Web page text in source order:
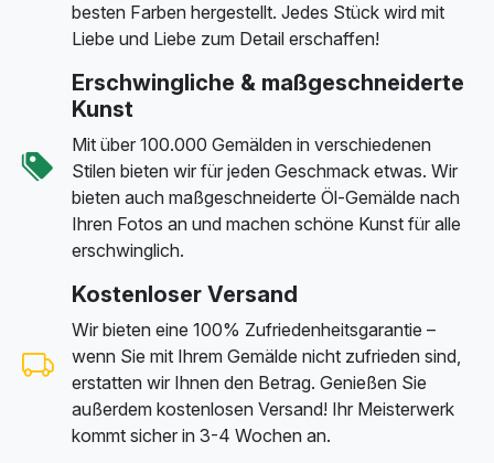
besten Farben hergestellt. Jedes Stück wird mit
Liebe und Liebe zum Detail erschaffen!
Erschwingliche & maßgeschneiderte
Kunst
Mit über 100.000 Gemälden in verschiedenen
Stilen bieten wir für jeden Geschmack etwas. Wir
bieten auch maßgeschneiderte Öl-Gemälde nach
Ihren Fotos an und machen schöne Kunst für alle
erschwinglich.
Kostenloser Versand
Wir bieten eine 100% Zufriedenheitsgarantie –
wenn Sie mit Ihrem Gemälde nicht zufrieden sind,
erstatten wir Ihnen den Betrag. Genießen Sie
außerdem kostenlosen Versand! Ihr Meisterwerk
kommt sicher in 3-4 Wochen an.